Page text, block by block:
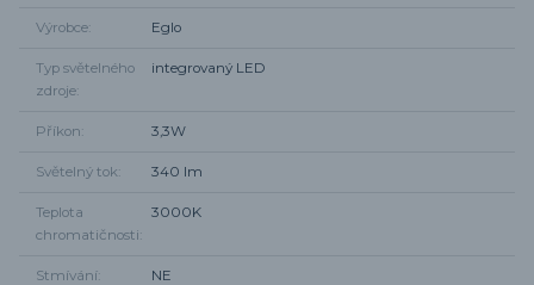
Výrobce Eglo
Typ světelného
zdroje
integrovaný LED
Příkon 3,3W
Světelný tok 340 lm
Teplota
chromatičnosti
3000K
Stmívání NE